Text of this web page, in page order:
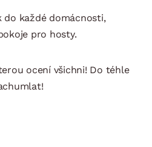
do každé domácnosti,
pro hosty.
ocení všichni! Do téhle